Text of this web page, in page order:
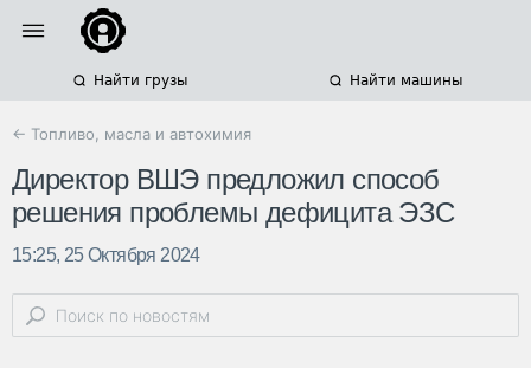
Найти грузы Найти машины
← Топливо, масла и автохимия
Директор ВШЭ предложил способ
решения проблемы дефицита ЭЗС
15:25, 25 Октября 2024